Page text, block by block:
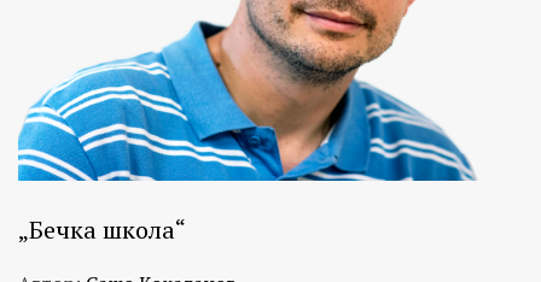
„Бечка школа“